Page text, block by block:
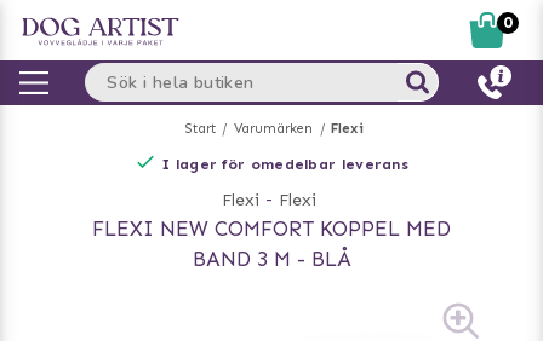
Start Varumärken Flexi
I lager för omedelbar leverans
Flexi - Flexi
FLEXI NEW COMFORT KOPPEL MED
BAND 3 M - BLÅ
0